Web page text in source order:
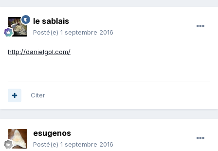
le sablais
Posté(e) 1 septembre 2016
http://danielgol.com/
Citer
esugenos
Posté(e) 1 septembre 2016